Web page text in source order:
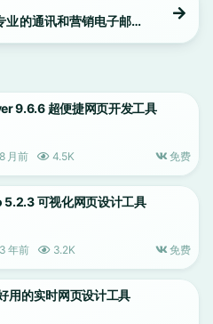
的通讯和营销电子邮件
9.6.6 超便捷网页开发工具
8 月前 4.5K 免费
可视化网页设计工具
3 年前 3.2K 免费
用的实时网页设计工具